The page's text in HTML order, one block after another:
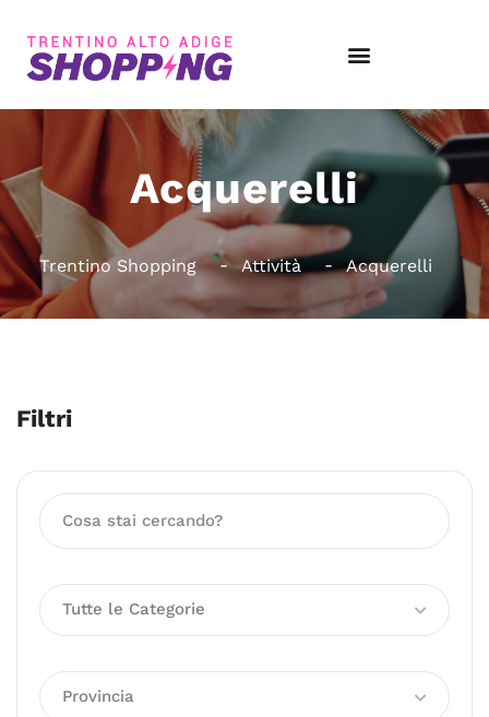
Acquerelli
Trentino Shopping Attività Acquerelli
Filtri
Tutte le Categorie
Provincia